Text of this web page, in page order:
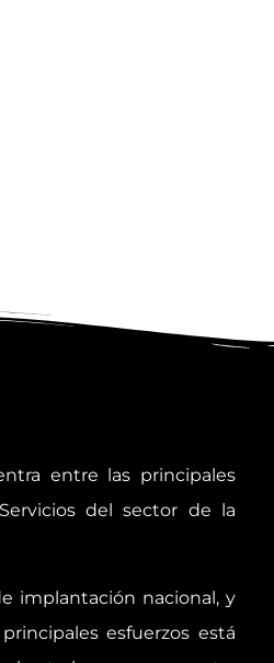
entre las principales
del sector de la
implantación nacional, y
esfuerzos está